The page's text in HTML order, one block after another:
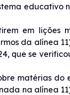
educativo
em lições
da alínea
que se
matérias do
na alínea